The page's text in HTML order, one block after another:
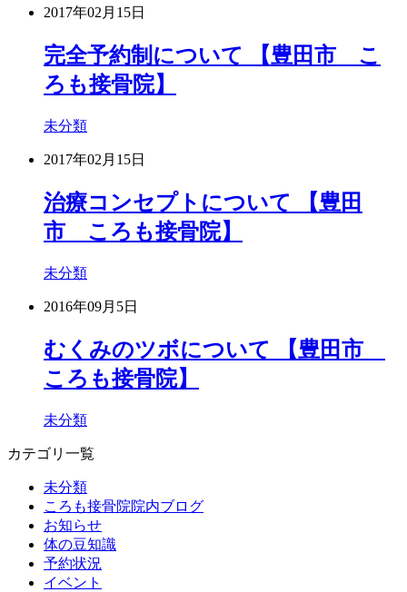
2017年02月15日
完全予約制について 【豊田市 こ
ろも接骨院】
未分類
2017年02月15日
治療コンセプトについて 【豊田
市 ころも接骨院】
未分類
2016年09月5日
むくみのツボについて 【豊田市
ころも接骨院】
未分類
カテゴリ一覧
未分類
ころも接骨院院内ブログ
お知らせ
体の豆知識
予約状況
イベント